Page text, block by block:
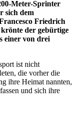
Meter-Sprinter
sich dem
Friedrich
der gebürtige
einer von drei
ist nicht
die vorher die
ihre Heimat nannten,
und sich ihre